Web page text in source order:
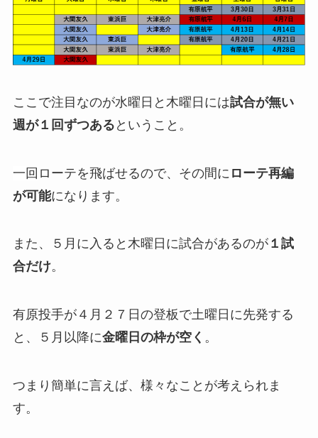
ここで注目なのが水曜日と木曜日には試合が無い
週が１回ずつある ということ。
一回 ローテを飛ばせるので、その間に ローテ再編
が可能になります。
また、５月に入ると木曜日に試合があるのが１試
合だけ。
有原投手が４月２７日の登板で土曜日に先発する
と、５月以降に金曜日の枠が空く 。
つまり簡単に言えば、様々なことが考えられま
す。